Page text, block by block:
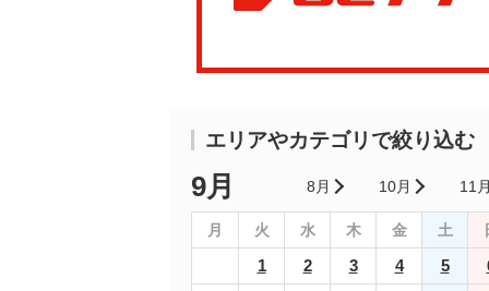
エリアやカテゴリで絞り込む
9月 8月 10月 11
月 火 水 木 金 土
1 2 3 4 5